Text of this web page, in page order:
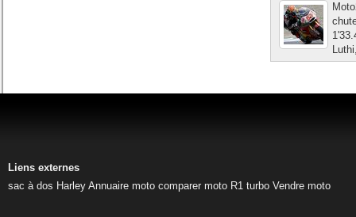
Liens externes
sac à dos Harley Annuaire moto comparer moto R1 turbo Vendre moto